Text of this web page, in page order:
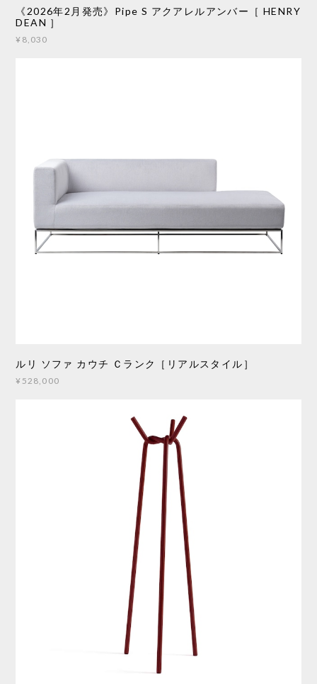
《2026年2月発売》Pipe S アクアレルアンバー［ HENRY
DEAN ］
¥8,030
ルリ ソファ カウチ Ｃランク［リアルスタイル］
¥528,000